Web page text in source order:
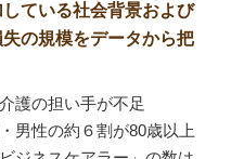
している社会背景および
の規模をデータから把
護の担い手が不足
男性の約６割が80歳以上